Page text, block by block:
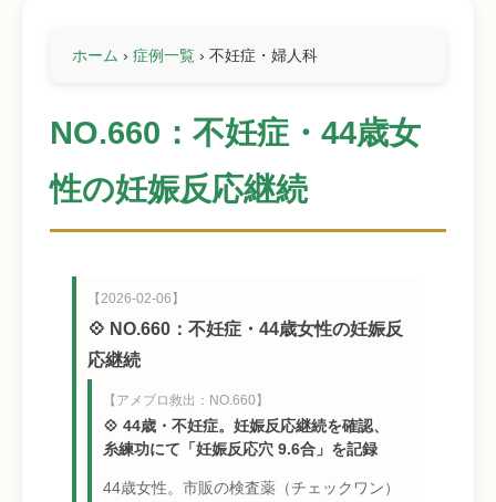
ホーム › 症例一覧 › 不妊症・婦人科
NO.660：不妊症・44歳女
性の妊娠反応継続
【2026-02-06】
💠 NO.660：不妊症・44歳女性の妊娠反
応継続
【アメブロ救出：NO.660】
💠 44歳・不妊症。妊娠反応継続を確認、
糸練功にて「妊娠反応穴 9.6合」を記録
44歳女性。市販の検査薬（チェックワン）